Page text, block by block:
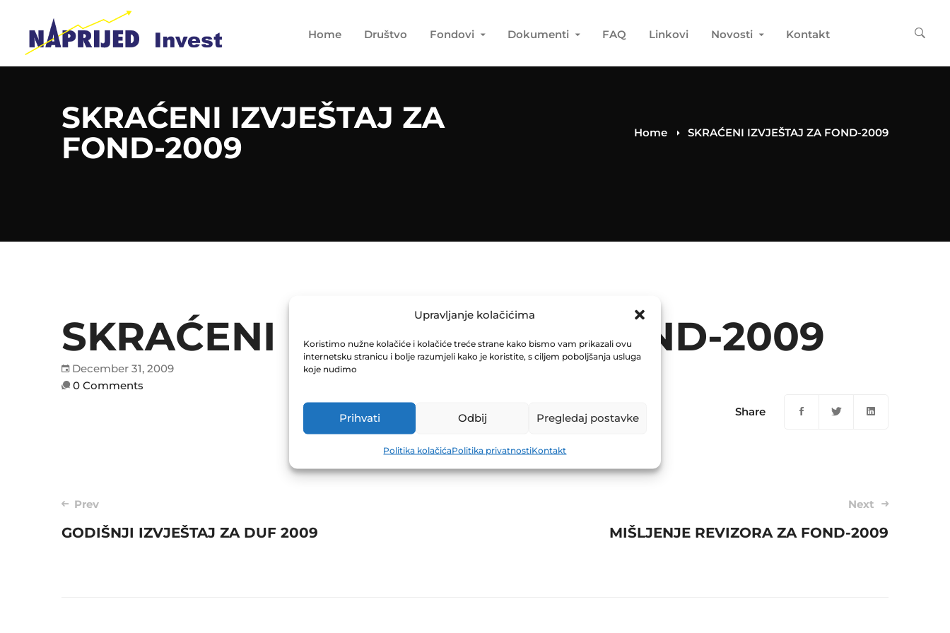
Upravljanje kolačićima
Koristimo nužne kolačiće i kolačiće treće strane kako bismo vam prikazali ovu
internetsku stranicu i bolje razumjeli kako je koristite, s ciljem poboljšanja usluga
koje nudimo
Prihvati Odbij Pregledaj postavke
Politika kolačićaPolitika privatnostiKontakt
Home Društvo Fondovi Dokumenti FAQ Linkovi Novosti Kontakt
SKRAĆENI IZVJEŠTAJ ZA
FOND-2009
Home SKRAĆENI IZVJEŠTAJ ZA FOND-2009
SKRAĆENI IZVJEŠTAJ ZA FOND-2009
December 31, 2009
0 Comments
Share
Post
navigation
Prev
GODIŠNJI IZVJEŠTAJ ZA DUF 2009
Next
MIŠLJENJE REVIZORA ZA FOND-2009